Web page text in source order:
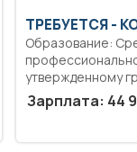
ТРЕБУЕТСЯ -
Образование:
утвержденному
проверять
Зарплата: 44